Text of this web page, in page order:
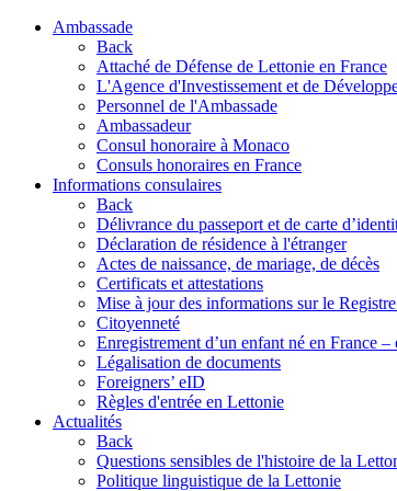
Ambassade
Back
Attaché de Défense de Lettonie en France
L'Agence d'Investissement et de
Personnel de l'Ambassade
Ambassadeur
Consul honoraire à Monaco
Consuls honoraires en France
Informations consulaires
Back
Délivrance du passeport et de carte
Déclaration de résidence à l'étranger
Actes de naissance, de mariage, de décès
Certificats et attestations
Mise à jour des informations sur le
Citoyenneté
Enregistrement d’un enfant né en France
Légalisation de documents
Foreigners’ eID
Règles d'entrée en Lettonie
Actualités
Back
Questions sensibles de l'histoire de la
Politique linguistique de la Lettonie